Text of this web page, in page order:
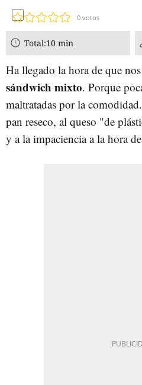
0 votos
Total:10 min
Ha llegado la hora de que
sándwich mixto. Porque
maltratadas por la
pan reseco, al queso "de
y a la impaciencia a la hora